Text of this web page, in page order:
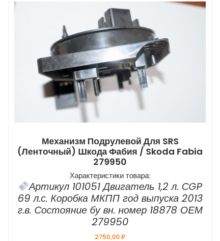
Механизм Подрулевой Для SRS
(ленточный) Шкода Фабия / Skoda Fabia
279950
Характеристики товара:
Артикул 101051 Двигатель 1,2 л. СGP
69 л.с. Коробка МКПП год выпуска 2013
г.в. Состояние бу вн. номер 18878 ОЕМ
279950
2750,00₽